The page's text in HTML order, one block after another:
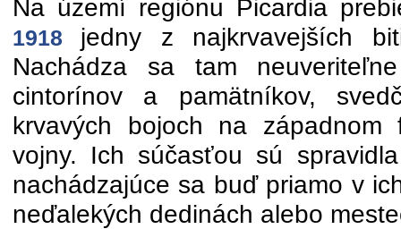
Na území regiónu Picardia
1918 jedny z najkrvavejších
Nachádza sa tam
cintorínov a pamätníkov,
krvavých bojoch na západnom
vojny. Ich súčasťou sú
nachádzajúce sa buď priamo v
neďalekých dedinách alebo